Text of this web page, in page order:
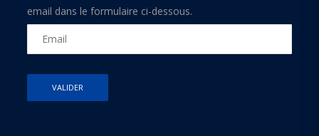
email dans le formulaire ci-dessous.